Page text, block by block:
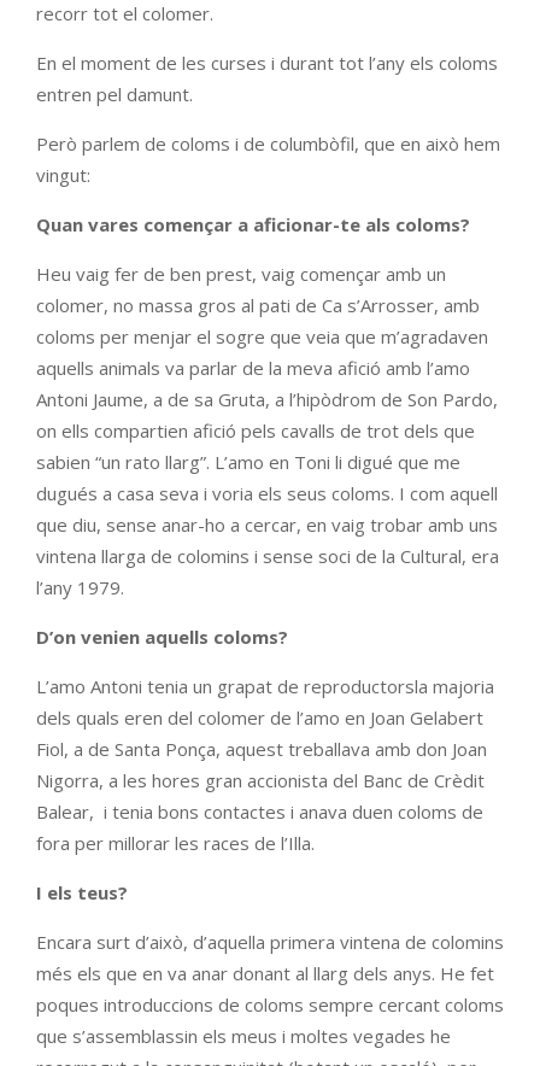
recorr tot el colomer.
En el moment de les curses i durant tot l’any els coloms
entren pel damunt.
Però parlem de coloms i de columbòfil, que en això hem
vingut:
Quan vares començar a aficionar-te als coloms?
Heu vaig fer de ben prest, vaig començar amb un
colomer, no massa gros al pati de Ca s’Arrosser, amb
coloms per menjar el sogre que veia que m’agradaven
aquells animals va parlar de la meva afició amb l’amo
Antoni Jaume, a de sa Gruta, a l’hipòdrom de Son Pardo,
on ells compartien afició pels cavalls de trot dels que
sabien “un rato llarg”. L’amo en Toni li digué que me
dugués a casa seva i voria els seus coloms. I com aquell
que diu, sense anar-ho a cercar, en vaig trobar amb uns
vintena llarga de colomins i sense soci de la Cultural, era
l’any 1979.
D’on venien aquells coloms?
L’amo Antoni tenia un grapat de reproductorsla majoria
dels quals eren del colomer de l’amo en Joan Gelabert
Fiol, a de Santa Ponça, aquest treballava amb don Joan
Nigorra, a les hores gran accionista del Banc de Crèdit
Balear, i tenia bons contactes i anava duen coloms de
fora per millorar les races de l’Illa.
I els teus?
Encara surt d’això, d’aquella primera vintena de colomins
més els que en va anar donant al llarg dels anys. He fet
poques introduccions de coloms sempre cercant coloms
que s’assemblassin els meus i moltes vegades he